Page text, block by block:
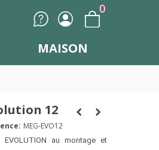
0
MAISON
12
MEG-EVO12
au montage et